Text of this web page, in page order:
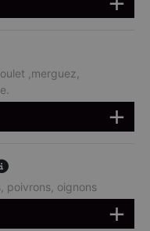
,merguez,
poivrons, oignons